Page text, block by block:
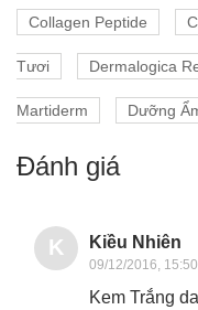
Collagen Peptide
Tươi Dermalogica
Martiderm Dưỡng
Đánh giá
K Kiều Nhiên
09/12/2016, 15:50
Kem Trắng